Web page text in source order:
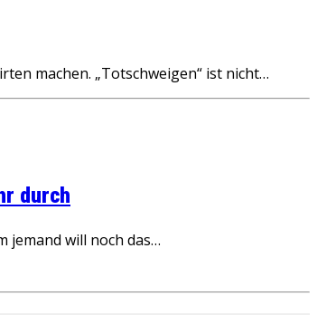
machen. „Totschweigen“ ist nicht…
durch
jemand will noch das…